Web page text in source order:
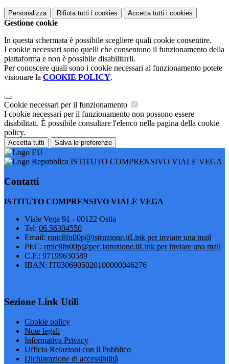
Personalizza Rifiuta tutti i cookies Accetta tutti i cookies
Gestione cookie
In questa schermata è possibile scegliere quali cookie consentire.
I cookie necessari sono quelli che consentono il funzionamento della
piattaforma e non è possibile disabilitarli.
Per conoscere quali sono i cookie necessari al funzionamento potete
visionare la COOKIE POLICY.
Cookie necessari per il funzionamento
I cookie necessari per il funzionamento non possono essere
disabilitati. È possibile consultare l'elenco nella pagina della cookie
policy.
Accetta tutti Salva le preferenze
ISTITUTO COMPRENSIVO VIALE VEGA
Contatti
ISTITUTO COMPRENSIVO VIALE VEGA
Viale Vega 91 - 00122 Ostia
Tel: 06.56304550
Email: rmic8fn00p@istruzione.itLink per inviare una mail
PEC: rmic8fn00p@pec.istruzione.itLink per inviare una mail
C.F.: 97199630589
IBAN: IT0306905020100000046276
Sezione Link Utili
Cookie policy
Note legali
Informativa Privacy
Ufficio Relazioni con il Pubblico
Dichiarazione di accessibilità